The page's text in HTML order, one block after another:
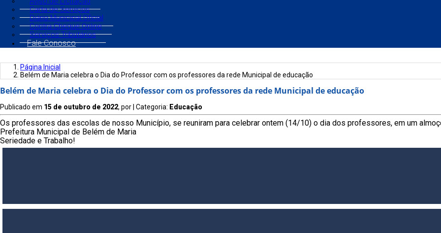
Carta de Serviços
Diário Municipal Oficial
Contra Cheque Online
Serviços Tributários
Fale Conosco
Página Inicial
Belém de Maria celebra o Dia do Professor com os professores da rede Municipal de educação
Belém de Maria celebra o Dia do Professor com os professores da rede Municipal de educação
Publicado em 15 de outubro de 2022, por | Categoria: Educação
Os professores das escolas de nosso Município, se reuniram para celebrar ontem (14/10) o dia dos professores, em um
Prefeitura Municipal de Belém de Maria
Seriedade e Trabalho!